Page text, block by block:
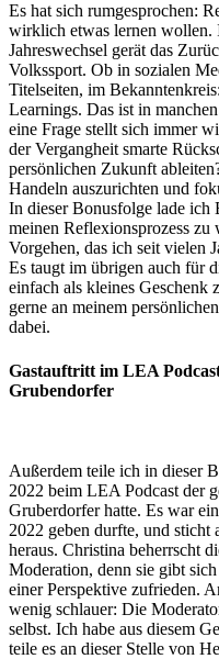
Es hat sich rumgesprochen:
wirklich etwas lernen wollen.
Jahreswechsel gerät das
Volkssport. Ob in sozialen
Titelseiten, im
Learnings. Das ist in
eine Frage stellt sich immer
der Vergangheit smarte
persönlichen Zukunft
Handeln auszurichten und
In dieser Bonusfolge lade
meinen Reflexionsprozess zu
Vorgehen, das ich seit vielen
Es taugt im übrigen auch für
einfach als kleines Geschenk
gerne an meinem
dabei.
Gastauftritt im LEA
Grubendorfer
Außerdem teile ich in dieser
2022 beim LEA Podcast der
Gruberdorfer hatte. Es war
2022 geben durfte, und sticht
heraus. Christina beherrscht
Moderation, denn sie gibt
einer Perspektive zufrieden.
wenig schlauer: Die
selbst. Ich habe aus diesem
teile es an dieser Stelle von